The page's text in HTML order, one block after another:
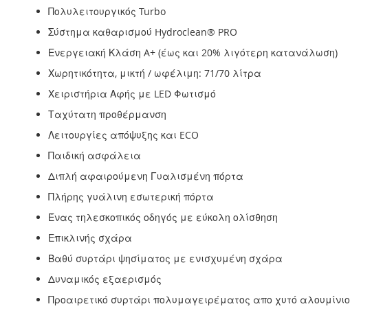
Πολυλειτουργικός Turbo
Σύστημα καθαρισμού Hydroclean® PRO
Ενεργειακή Κλάση A+ (έως και 20% λιγότερη κατανάλωση)
Χωρητικότητα, μικτή / ωφέλιμη: 71/70 λίτρα
Χειριστήρια Αφής με LED Φωτισμό
Ταχύτατη προθέρμανση
Λειτουργίες απόψυξης και ECO
Παιδική ασφάλεια
Διπλή αφαιρούμενη Γυαλισμένη πόρτα
Πλήρης γυάλινη εσωτερική πόρτα
Ένας τηλεσκοπικός οδηγός με εύκολη ολίσθηση
Επικλινής σχάρα
Βαθύ συρτάρι ψησίματος με ενισχυμένη σχάρα
Δυναμικός εξαερισμός
Προαιρετικό συρτάρι πολυμαγειρέματος απο χυτό αλουμίνιο